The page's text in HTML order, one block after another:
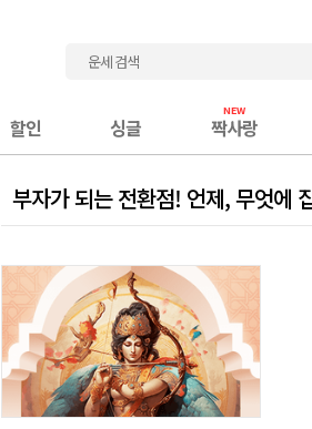
할인 싱글 짝사랑
부자가 되는 전환점! 언제, 무엇에